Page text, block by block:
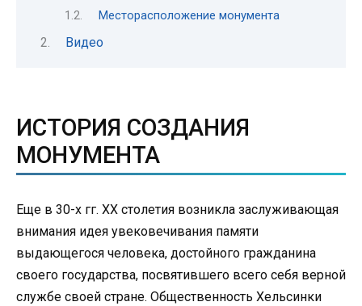
Месторасположение монумента
Видео
ИСТОРИЯ СОЗДАНИЯ
МОНУМЕНТА
Еще в 30-х гг. XX столетия возникла заслуживающая
внимания идея увековечивания памяти
выдающегося человека, достойного гражданина
своего государства, посвятившего всего себя верной
службе своей стране. Общественность Хельсинки